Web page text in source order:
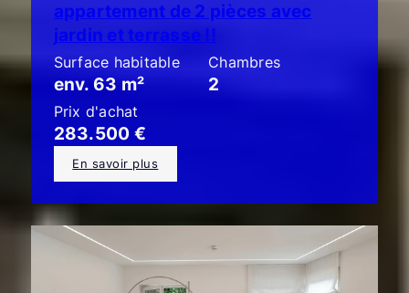
appartement de 2 pièces avec
jardin et terrasse !!
Surface habitable
env. 63 m²
Chambres
2
Prix d'achat
283.500 €
En savoir plus